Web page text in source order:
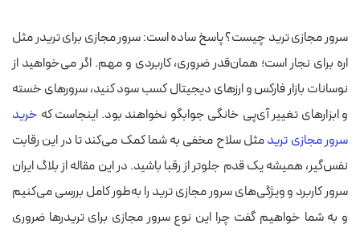
سرور مجازی ترید چیست؟ پاسخ ساده است: سرور مجازی برای تریدر مثل
اره برای نجار است؛ همان‌قدر ضروری،‌ کاربردی و مهم. اگر می‌خواهید از
نوسانات بازار فارکس و ارزهای دیجیتال کسب سود کنید، سرورهای خسته
و ابزارهای تغییر آی‌پی خانگی جوابگو نخواهند بود. اینجاست که خرید
سرور مجازی تریدمثل سلاح مخفی به شما کمک می‌کند تا در این رقابت
نفس‌گیر، همیشه یک قدم جلوتر از رقبا باشید. در این مقاله از بلاگ ایران
سرور کاربرد و ویژگی‌های سرور مجازی ترید را به‌طور کامل بررسی می‌کنیم
و به شما خواهیم گفت چرا این نوع سرور مجازی برای تریدرها ضروری